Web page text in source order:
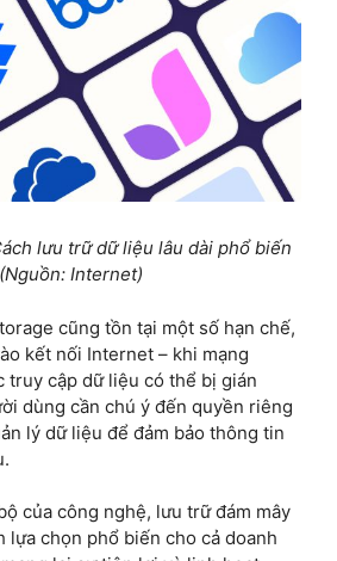
lưu trữ dữ liệu lâu dài phổ biến
(Nguồn: Internet)
cũng tồn tại một số hạn chế,
kết nối Internet – khi mạng
truy cập dữ liệu có thể bị gián
dùng cần chú ý đến quyền riêng
lý dữ liệu để đảm bảo thông tin
của công nghệ, lưu trữ đám mây
lựa chọn phổ biến cho cả doanh